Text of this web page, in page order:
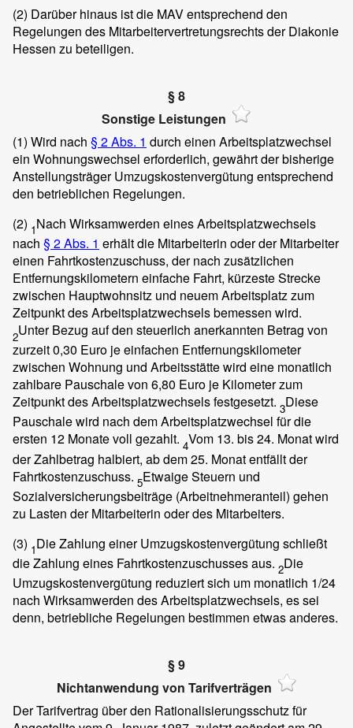
(2) Darüber hinaus ist die MAV entsprechend den
Regelungen des Mitarbeitervertretungsrechts der Diakonie
Hessen zu beteiligen.
§ 8
Sonstige Leistungen
(1) Wird nach § 2 Abs. 1 durch einen Arbeitsplatzwechsel
ein Wohnungswechsel erforderlich, gewährt der bisherige
Anstellungsträger Umzugskostenvergütung entsprechend
den betrieblichen Regelungen.
(2) 1Nach Wirksamwerden eines Arbeitsplatzwechsels
nach § 2 Abs. 1 erhält die Mitarbeiterin oder der Mitarbeiter
einen Fahrtkostenzuschuss, der nach zusätzlichen
Entfernungskilometern einfache Fahrt, kürzeste Strecke
zwischen Hauptwohnsitz und neuem Arbeitsplatz zum
Zeitpunkt des Arbeitsplatzwechsels bemessen wird.
2Unter Bezug auf den steuerlich anerkannten Betrag von
zurzeit 0,30 Euro je einfachen Entfernungskilometer
zwischen Wohnung und Arbeitsstätte wird eine monatlich
zahlbare Pauschale von 6,80 Euro je Kilometer zum
Zeitpunkt des Arbeitsplatzwechsels festgesetzt. 3Diese
Pauschale wird nach dem Arbeitsplatzwechsel für die
ersten 12 Monate voll gezahlt. 4Vom 13. bis 24. Monat wird
der Zahlbetrag halbiert, ab dem 25. Monat entfällt der
Fahrtkostenzuschuss. 5Etwaige Steuern und
Sozialversicherungsbeiträge (Arbeitnehmeranteil) gehen
zu Lasten der Mitarbeiterin oder des Mitarbeiters.
(3) 1Die Zahlung einer Umzugskostenvergütung schließt
die Zahlung eines Fahrtkostenzuschusses aus. 2Die
Umzugskostenvergütung reduziert sich um monatlich 1/24
nach Wirksamwerden des Arbeitsplatzwechsels, es sei
denn, betriebliche Regelungen bestimmen etwas anderes.
§ 9
Nichtanwendung von Tarifverträgen
Der Tarifvertrag über den Rationalisierungsschutz für